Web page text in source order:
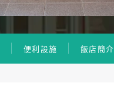
便利設施 飯店簡介